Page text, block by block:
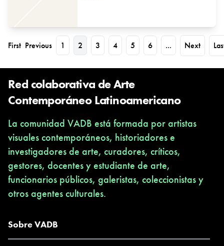
First Previous 1 2 3 4 5 6 ... Next
Red colaborativa de Arte
Contemporáneo Latinoamericano
La comunidad VADB está formada por artistas
visuales contemporáneos, historiadores e
investigadores de arte, curadores, críticos,
gestores, docentes y estudiante de arte,
funcionarios públicos, galeristas, coleccionistas y
otros agentes culturales.
Sobre VADB